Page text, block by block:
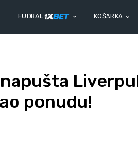
FUDBAL KOŠARKA
ponudu!